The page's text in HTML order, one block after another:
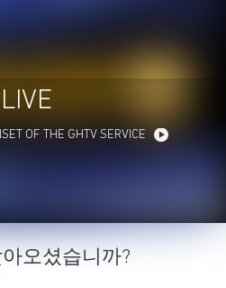
OF THE GHTV SERVICE
오셨습니까?